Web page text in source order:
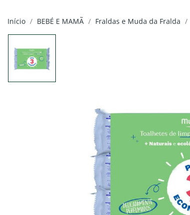
Início BEBÉ E MAMÃ Fraldas e Muda da Fralda